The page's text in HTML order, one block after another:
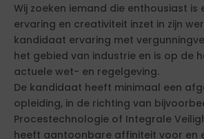
Wij zoeken iemand die enthousiast is
ervaring en creativiteit inzet in zijn
kandidaat ervaring met
het gebied van industrie en is op de
actuele wet- en regelgeving.
De kandidaat heeft minimaal een
opleiding, in de richting van
Procestechnologie of Integrale
heeft aantoonbare affiniteit voor en